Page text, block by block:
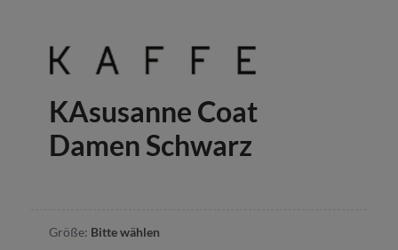
KAsusanne Coat
Damen Schwarz
Größe: Bitte wählen